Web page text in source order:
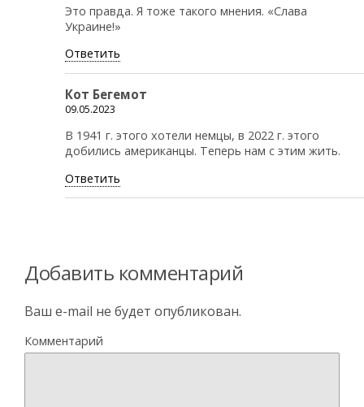
Это правда. Я тоже такого мнения. «Слава
Украине!»
Ответить
Кот Бегемот
09.05.2023
В 1941 г. этого хотели немцы, в 2022 г. этого
добились американцы. Теперь нам с этим жить.
Ответить
Добавить комментарий
Ваш e-mail не будет опубликован.
Комментарий